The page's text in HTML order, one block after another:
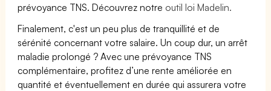
prévoyance TNS. Découvrez notre outil loi Madelin.
Finalement, c'est un peu plus de tranquillité et de
sérénité concernant votre salaire. Un coup dur, un arrêt
maladie prolongé ? Avec une prévoyance TNS
complémentaire, profitez d’une rente améliorée en
quantité et éventuellement en durée qui assurera votre